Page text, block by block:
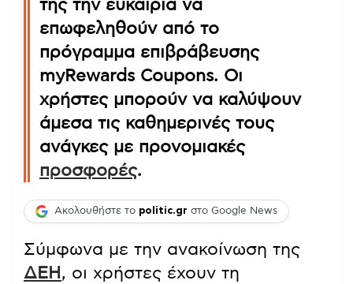
της την ευκαιρία να
επωφεληθούν από το
πρόγραμμα επιβράβευσης
myRewards Coupons. Οι
χρήστες μπορούν να καλύψουν
άμεσα τις καθημερινές τους
ανάγκες με προνομιακές
προσφορές.
Ακολουθήστε το politic.gr στο Google News
Σύμφωνα με την ανακοίνωση της
ΔΕΗ , οι χρήστες έχουν τη